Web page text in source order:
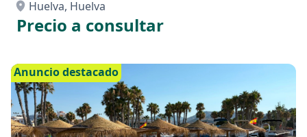
Huelva, Huelva
Precio a consultar
Anuncio destacado